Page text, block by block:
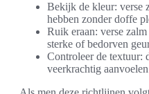
Bekijk de kleur: verse
hebben zonder doffe
Ruik eraan: verse
sterke of bedorven
Controleer de textuur:
veerkrachtig